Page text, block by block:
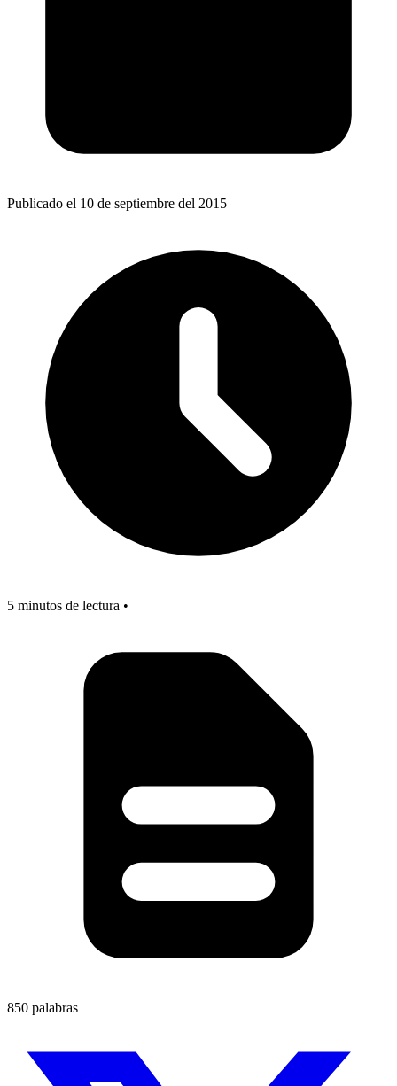
Publicado el 10 de septiembre del 2015
5 minutos de lectura •
850 palabras